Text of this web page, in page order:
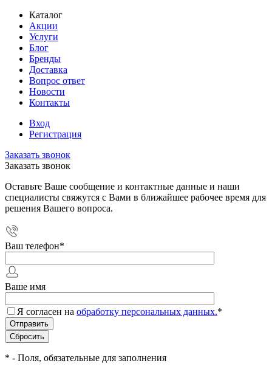
Каталог
Акции
Услуги
Блог
Бренды
Доставка
Вопрос ответ
Новости
Контакты
Вход
Регистрация
Заказать звонок
Заказать звонок
Оставьте Ваше сообщение и контактные данные и наши
специалисты свяжутся с Вами в ближайшее рабочее время для
решения Вашего вопроса.
Ваш телефон*
Ваше имя
Я согласен на обработку персональных данных.*
* - Поля, обязательные для заполнения